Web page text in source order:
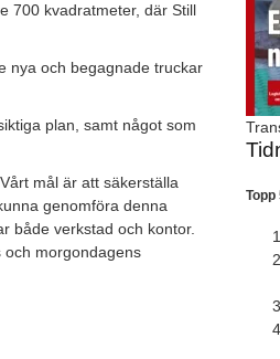
700 kvadratmeter, där Still
nya och begagnade truckar
plan, samt något som
mål är att säkerställa
genomföra denna
både verkstad och kontor.
och morgondagens
Topp